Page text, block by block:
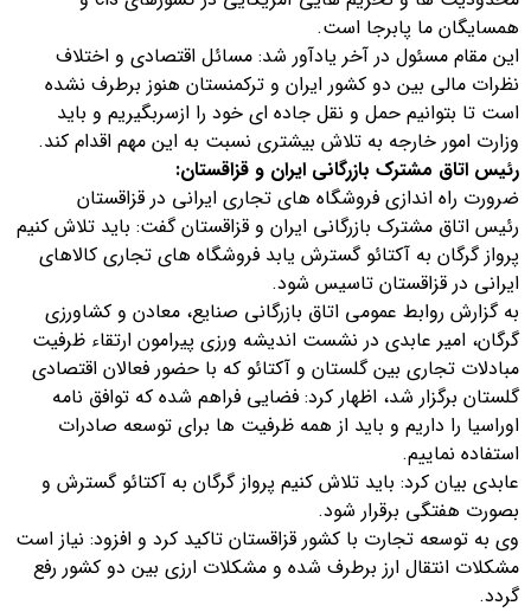
همسایگان ما پابرجا است.
این مقام مسئول در آخر یادآور شد: مسائل اقتصادی و اختلاف
نظرات مالی بین دو کشور ایران و ترکمنستان هنوز برطرف نشده
است تا بتوانیم حمل و نقل جاده ای خود را ازسربگیریم و باید
وزارت امور خارجه به تلاش بیشتری نسبت به این مهم اقدام کند.
رئیس اتاق مشترک بازرگانی ایران و قزاقستان:
ضرورت راه اندازی فروشگاه های تجاری ایرانی در قزاقستان
رئیس اتاق مشترک بازرگانی ایران و قزاقستان گفت: باید تلاش کنیم
پرواز گرگان به آکتائو گسترش یابد فروشگاه های تجاری کالاهای
ایرانی در قزاقستان تاسیس شود.
به گزارش روابط عمومی اتاق بازرگانی صنایع، معادن و کشاورزی
گرگان، امیر عابدی در نشست اندیشه ورزی پیرامون ارتقاء ظرفیت
مبادلات تجاری بین گلستان و آکتائو که با حضور فعالان اقتصادی
گلستان برگزار شد، اظهار کرد: فضایی فراهم شده که توافق نامه
اوراسیا را داریم و باید از همه ظرفیت ها برای توسعه صادرات
استفاده نماییم.
عابدی بیان کرد: باید تلاش کنیم پرواز گرگان به آکتائو گسترش و
بصورت هفتگی برقرار شود.
وی به توسعه تجارت با کشور قزاقستان تاکید کرد و افزود: نیاز است
مشکلات انتقال ارز برطرف شده و مشکلات ارزی بین دو کشور رفع
گردد.